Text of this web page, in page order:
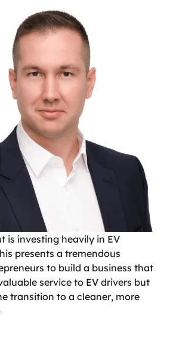
is investing heavily in EV
presents a tremendous
to build a business that
service to EV drivers but
transition to a cleaner, more